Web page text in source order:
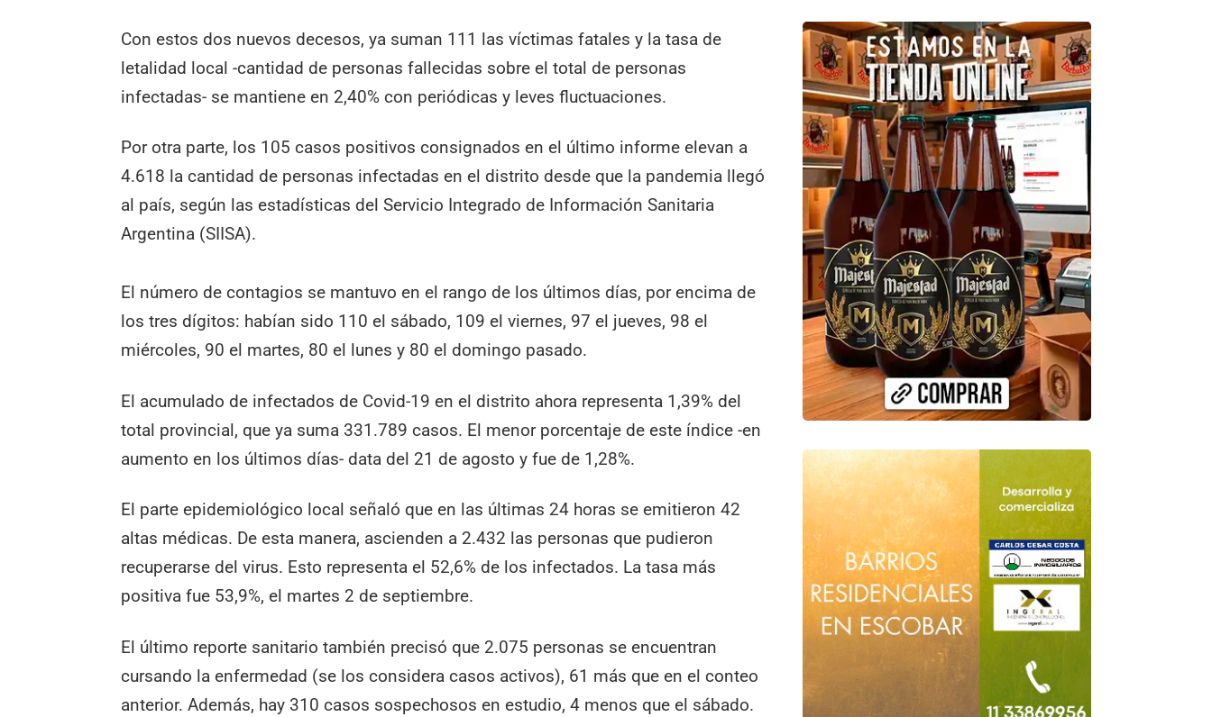
Con estos dos nuevos decesos, ya suman 111 las víctimas fatales y la tasa de
letalidad local -cantidad de personas fallecidas sobre el total de personas
infectadas- se mantiene en 2,40% con periódicas y leves fluctuaciones.
Por otra parte, los 105 casos positivos consignados en el último informe elevan a
4.618 la cantidad de personas infectadas en el distrito desde que la pandemia llegó
al país, según las estadísticas del Servicio Integrado de Información Sanitaria
Argentina (SIISA).
El número de contagios se mantuvo en el rango de los últimos días, por encima de
los tres dígitos: habían sido 110 el sábado, 109 el viernes, 97 el jueves, 98 el
miércoles, 90 el martes, 80 el lunes y 80 el domingo pasado.
El acumulado de infectados de Covid-19 en el distrito ahora representa 1,39% del
total provincial, que ya suma 331.789 casos. El menor porcentaje de este índice -en
aumento en los últimos días- data del 21 de agosto y fue de 1,28%.
El parte epidemiológico local señaló que en las últimas 24 horas se emitieron 42
altas médicas. De esta manera, ascienden a 2.432 las personas que pudieron
recuperarse del virus. Esto representa el 52,6% de los infectados. La tasa más
positiva fue 53,9%, el martes 2 de septiembre.
El último reporte sanitario también precisó que 2.075 personas se encuentran
cursando la enfermedad (se los considera casos activos), 61 más que en el conteo
anterior. Además, hay 310 casos sospechosos en estudio, 4 menos que el sábado.